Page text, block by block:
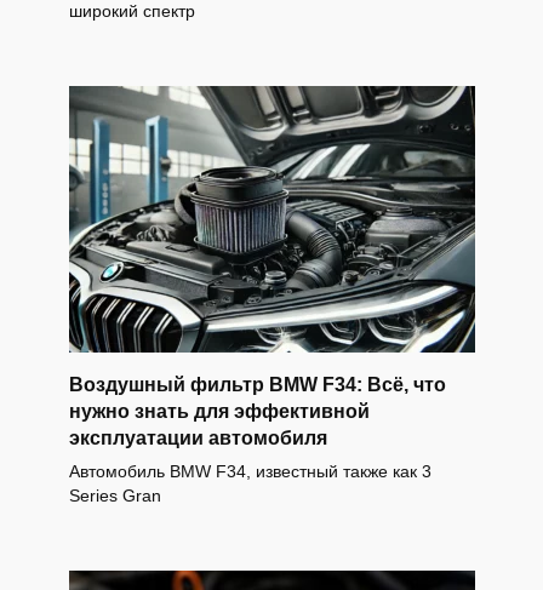
широкий спектр
Воздушный фильтр BMW F34: Всё, что
нужно знать для эффективной
эксплуатации автомобиля
Автомобиль BMW F34, известный также как 3
Series Gran